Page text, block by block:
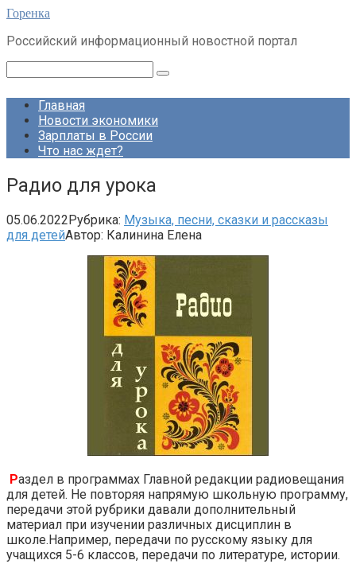
Перейти
контенту
Горенка
Российский информационный новостной портал
Главная
Новости экономики
Зарплаты в России
Что нас ждет?
Радио для урока
05.06.2022Рубрика: Музыка, песни, сказки и рассказы
для детейАвтор: Калинина Елена
Раздел в программах Главной редакции радиовещания
для детей. Не повторяя напрямую школьную программу,
передачи этой рубрики давали дополнительный
материал при изучении различных дисциплин в
школе.Например, передачи по русскому языку для
учащихся 5-6 классов, передачи по литературе, истории.